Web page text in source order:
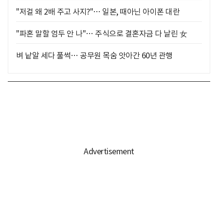
"저걸 왜 2배 주고 사지?"… 일본, 때아닌 아이폰 대란
"파혼 말할 엄두 안 나"… 주식으로 결혼자금 다 날린 女
벼 낱알 세다 풀썩… 공무원 목숨 앗아간 60년 관행